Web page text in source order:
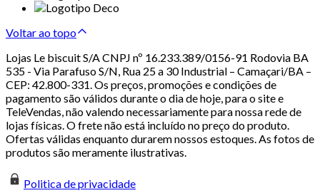
Voltar ao topo
Lojas Le biscuit S/A CNPJ nº 16.233.389/0156-91 Rodovia BA
535 - Via Parafuso S/N, Rua 25 a 30 Industrial – Camaçari/BA –
CEP: 42.800-331. Os preços, promoções e condições de
pagamento são válidos durante o dia de hoje, para o site e
TeleVendas, não valendo necessariamente para nossa rede de
lojas físicas. O frete não está incluído no preço do produto.
Ofertas válidas enquanto durarem nossos estoques. As fotos de
produtos são meramente ilustrativas.
Politica de privacidade